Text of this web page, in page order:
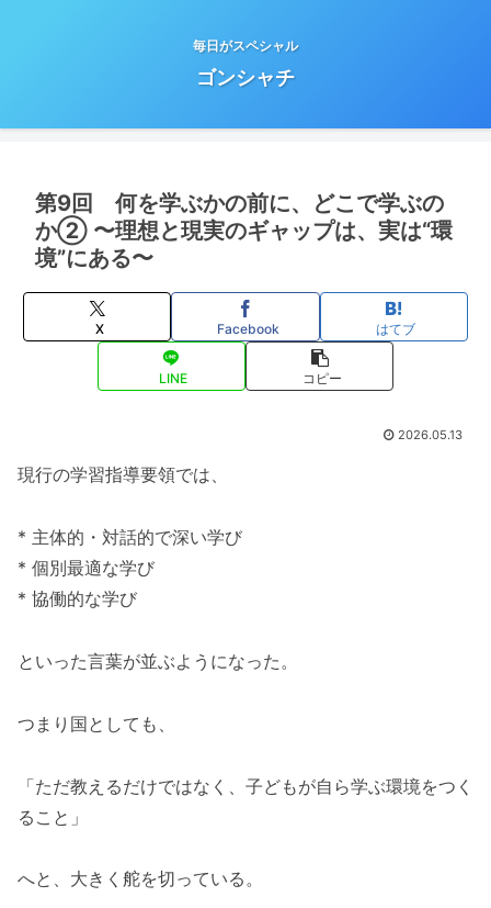
毎日がスペシャル
ゴンシャチ
第9回 何を学ぶかの前に、どこで学ぶの
か② 〜理想と現実のギャップは、実は“環
境”にある〜
X Facebook はてブ
LINE コピー
2026.05.13
現行の学習指導要領では、
* 主体的・対話的で深い学び
* 個別最適な学び
* 協働的な学び
といった言葉が並ぶようになった。
つまり国としても、
「ただ教えるだけではなく、子どもが自ら学ぶ環境をつく
ること」
へと、大きく舵を切っている。